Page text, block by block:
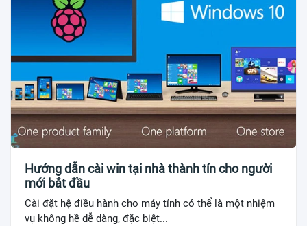
Hướng dẫn cài win tại nhà thành tín cho người
mới bắt đầu
Cài đặt hệ điều hành cho máy tính có thể là một nhiệm
vụ không hề dễ dàng, đặc biệt...